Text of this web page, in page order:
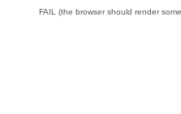
FAIL (the browser should render